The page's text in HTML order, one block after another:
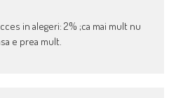
in alegeri: 2% ;ca mai mult nu
e prea mult.